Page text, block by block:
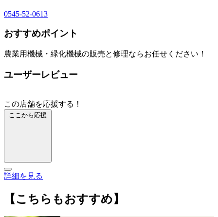
0545-52-0613
おすすめポイント
農業用機械・緑化機械の販売と修理ならお任せください！
ユーザーレビュー
この店舗を応援する！
ここから応援
詳細を見る
【こちらもおすすめ】